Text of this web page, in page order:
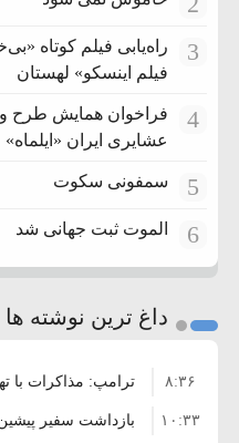
3
راه‌یابی فیلم کوتاه
فیلم اینسکو» لهستان
4
فراخوان همایش طرح
عشایری ایران «ایلماه»
5 سمفونی سکوت
6 الموت ثبت جهانی شد
داغ ترین نوشته ها
ترامپ: مذاکرات با ۸:۳۶
بازداشت سفیر ۱۰:۳۳